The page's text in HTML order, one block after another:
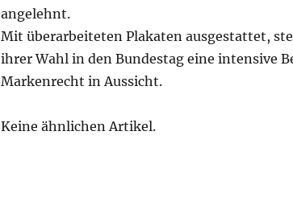
angelehnt.
Mit überarbeiteten Plakaten ausgestattet,
ihrer Wahl in den Bundestag eine intensive
Markenrecht in Aussicht.
Keine ähnlichen Artikel.